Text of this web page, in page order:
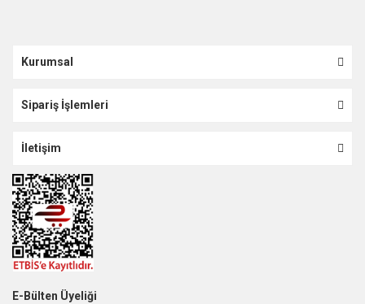
Kurumsal
Sipariş İşlemleri
İletişim
E-Bülten Üyeliği